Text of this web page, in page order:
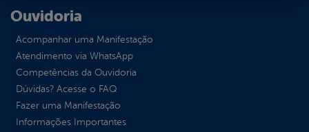
Ouvidoria
Acompanhar uma Manifestação
Atendimento via WhatsApp
Competências da Ouvidoria
Dúvidas? Acesse o FAQ
Fazer uma Manifestação
Informações Importantes